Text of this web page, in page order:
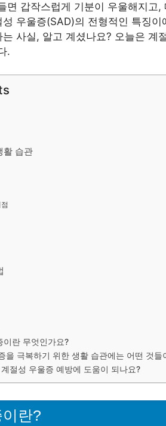
면 갑작스럽게 기분이 우울해지고
우울증(SAD)의 전형적인 특징
사실, 알고 계셨나요? 오늘은 계
.
활 습관
이란 무엇인가요?
을 극복하기 위한 생활 습관에는 어떤 것들
절성 우울증 예방에 도움이 되나요?
란?